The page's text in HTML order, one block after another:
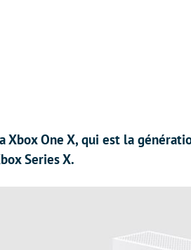
Xbox One X, qui est la
Series X.